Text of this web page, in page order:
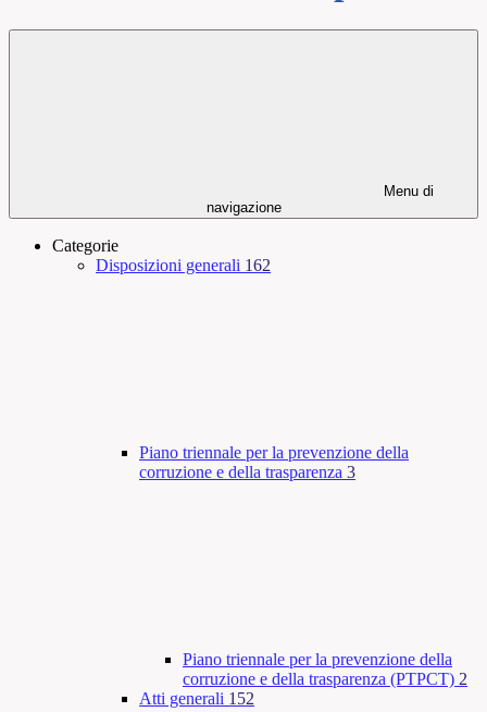
Menu di
navigazione
Categorie
Disposizioni generali 162
Piano triennale per la prevenzione della
corruzione e della trasparenza 3
Piano triennale per la prevenzione della
corruzione e della trasparenza (PTPCT) 2
Atti generali 152